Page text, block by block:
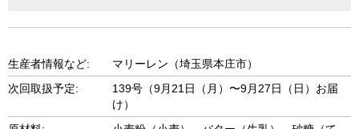
生産者情報など:
マリーレン（埼玉県本庄市）
次回取扱予定:
139号（9月21日（月）〜9月27日（日）お届
け）